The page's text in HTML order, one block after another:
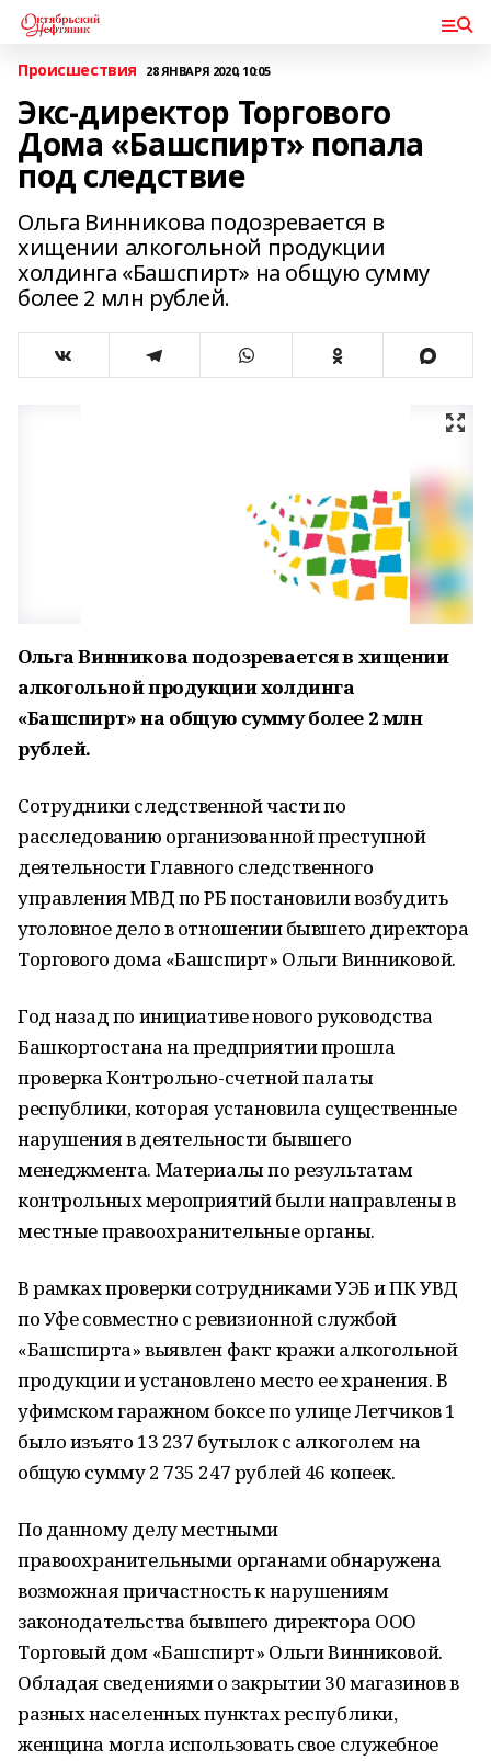
Происшествия 28 ЯНВАРЯ 2020, 10:05
Экс-директор Торгового
Дома «Башспирт» попала
под следствие
Ольга Винникова подозревается в
хищении алкогольной продукции
холдинга «Башспирт» на общую сумму
более 2 млн рублей.
Ольга Винникова подозревается в хищении
алкогольной продукции холдинга
«Башспирт» на общую сумму более 2 млн
рублей.
Сотрудники следственной части по
расследованию организованной преступной
деятельности Главного следственного
управления МВД по РБ постановили возбудить
уголовное дело в отношении бывшего директора
Торгового дома «Башспирт» Ольги Винниковой.
Год назад по инициативе нового руководства
Башкортостана на предприятии прошла
проверка Контрольно-счетной палаты
республики, которая установила существенные
нарушения в деятельности бывшего
менеджмента. Материалы по результатам
контрольных мероприятий были направлены в
местные правоохранительные органы.
В рамках проверки сотрудниками УЭБ и ПК УВД
по Уфе совместно с ревизионной службой
«Башспирта» выявлен факт кражи алкогольной
продукции и установлено место ее хранения. В
уфимском гаражном боксе по улице Летчиков 1
было изъято 13 237 бутылок с алкоголем на
общую сумму 2 735 247 рублей 46 копеек.
По данному делу местными
правоохранительными органами обнаружена
возможная причастность к нарушениям
законодательства бывшего директора ООО
Торговый дом «Башспирт» Ольги Винниковой.
Обладая сведениями о закрытии 30 магазинов в
разных населенных пунктах республики,
женщина могла использовать свое служебное